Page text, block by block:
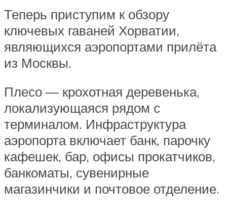
Теперь приступим к обзору
ключевых гаваней Хорватии,
являющихся аэропортами прилёта
из Москвы.
Плесо — крохотная деревенька,
локализующаяся рядом с
терминалом. Инфраструктура
аэропорта включает банк, парочку
кафешек, бар, офисы прокатчиков,
банкоматы, сувенирные
магазинчики и почтовое отделение.